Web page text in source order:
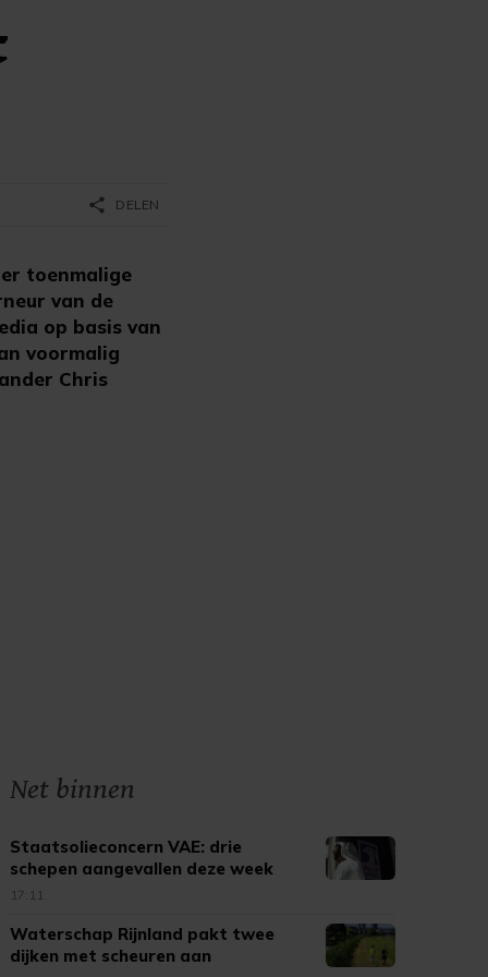
toenmalige
van de
op basis van
voormalig
Chris
share DELEN
Net binnen
Staatsolieconcern VAE: drie
schepen aangevallen deze week
17:11
Waterschap Rijnland pakt twee
dijken met scheuren aan